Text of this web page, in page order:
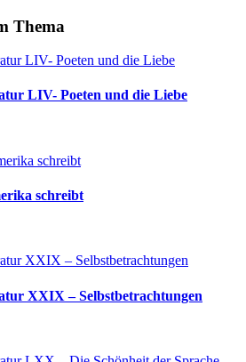
Thema
LIV- Poeten und die Liebe
schreibt
XXIX – Selbstbetrachtungen